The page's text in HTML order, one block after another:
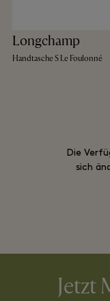
Longchamp
Handtasche S Le Foulonné
Die
sich
Jetzt